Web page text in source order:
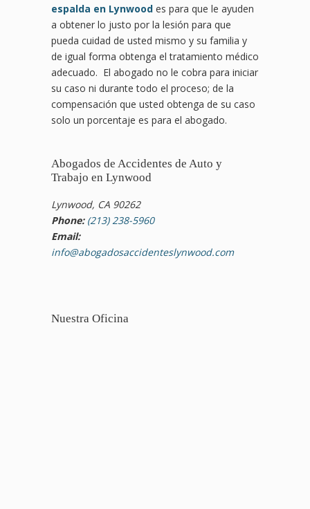
espalda en Lynwood es para que le ayuden
a obtener lo justo por la lesión para que
pueda cuidad de usted mismo y su familia y
de igual forma obtenga el tratamiento médico
adecuado. El abogado no le cobra para iniciar
su caso ni durante todo el proceso; de la
compensación que usted obtenga de su caso
solo un porcentaje es para el abogado.
Abogados de Accidentes de Auto y
Trabajo en Lynwood
Lynwood, CA 90262
Phone: (213) 238-5960
Email:
info@abogadosaccidenteslynwood.com
Nuestra Oficina